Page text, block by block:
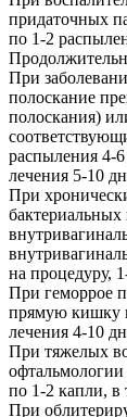
придаточных
по 1-2
При
полоскание
полоскания)
распыления 4-
лечения 5-10
При
на процедуру,
При геморрое
прямую кишку
лечения 4-10
При тяжелых
офтальмологии
по 1-2 капли, в
При